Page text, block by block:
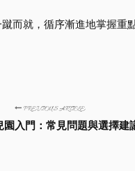
而就，循序漸進地掌握
PREVIOUS ARTICLE
園入門：常見問題與選擇建